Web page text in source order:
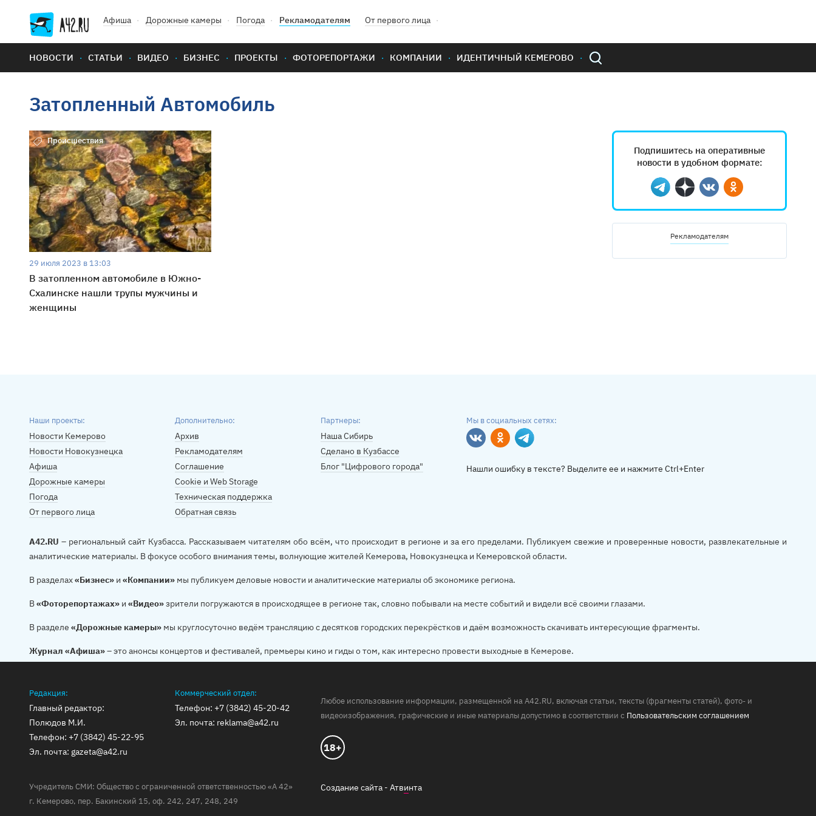
Афиша Дорожные камеры Погода Рекламодателям От первого лица
НОВОСТИ СТАТЬИ ВИДЕО БИЗНЕС ПРОЕКТЫ ФОТОРЕПОРТАЖИ КОМПАНИИ ИДЕНТИЧНЫЙ КЕМЕРОВО
Затопленный Автомобиль
Происшествия
29 июля 2023 в 13:03
В затопленном автомобиле в Южно-
Схалинске нашли трупы мужчины и
женщины
Подпишитесь на оперативные
новости в удобном формате:
Telegram
ДзенВконтактеОдноклассники
Рекламодателям
Наши проекты:
Новости Кемерово
Новости Новокузнецка
Афиша
Дорожные камеры
Погода
От первого лица
Дополнительно:
Архив
Рекламодателям
Соглашение
Cookie и Web Storage
Техническая поддержка
Обратная связь
Партнеры:
Наша Сибирь
Сделано в Кузбассе
Блог "Цифрового города"
Мы в социальных сетях:
ВконтактеОдноклассники
Telegram
Нашли ошибку в тексте? Выделите ее и нажмите Ctrl+Enter
A42.RU – региональный сайт Кузбасса. Рассказываем читателям обо всём, что происходит в регионе и за его пределами. Публикуем свежие и проверенные новости, развлекательные и
аналитические материалы. В фокусе особого внимания темы, волнующие жителей Кемерова, Новокузнецка и Кемеровской области.
В разделах«Бизнес» и «Компании» мы публикуем деловые новости и аналитические материалы об экономике региона.
В«Фоторепортажах» и «Видео»зрители погружаются в происходящее в регионе так, словно побывали на месте событий и видели всё своими глазами.
В разделе «Дорожные камеры» мы круглосуточно ведём трансляцию с десятков городских перекрёстков и даём возможность скачивать интересующие фрагменты.
Журнал «Афиша»– это анонсы концертов и фестивалей, премьеры кино и гиды о том, как интересно провести выходные в Кемерове.
Редакция:
Главный редактор:
Полюдов М.И.
Телефон: +7 (3842) 45-22-95
Эл. почта: gazeta@a42.ru
Коммерческий отдел:
Телефон: +7 (3842) 45-20-42
Эл. почта: reklama@a42.ru
Любое использование информации, размещенной на A42.RU, включая статьи, тексты (фрагменты статей), фото- и
видеоизображения, графические и иные материалы допустимо в соответствии с Пользовательским соглашением
18+
Учредитель СМИ: Общество с ограниченной ответственностью «А 42»
г. Кемерово, пер. Бакинский 15, оф. 242, 247, 248, 249
Создание сайта - Атвинта